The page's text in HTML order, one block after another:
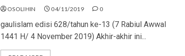
OSOLIHIN 04/11/2019 0
gaulislam edisi 628/tahun ke-13 (7 Rabiul Awwal
1441 H/ 4 November 2019) Akhir-akhir ini...